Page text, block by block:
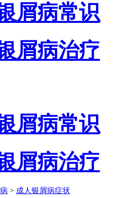
屑病常识
屑病治疗
屑病常识
屑病治疗
> 成人银屑病症状